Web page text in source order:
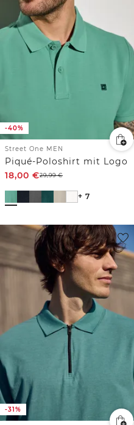
-40%
Street One MEN
Piqué-Poloshirt mit Logo
18,00 €29,99€
+ 7
-31%